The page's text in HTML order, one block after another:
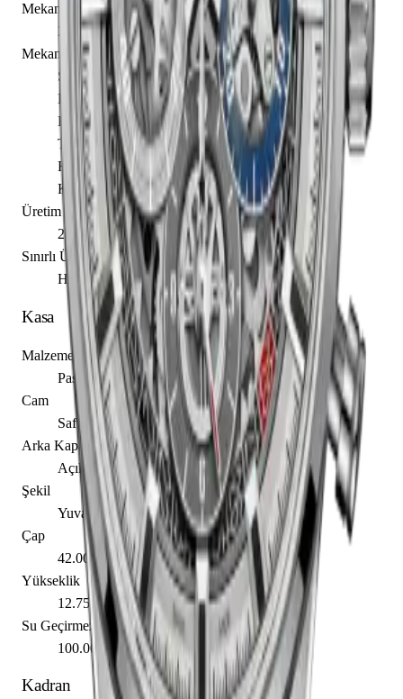
Mekanizma Adı
Zenith caliber El Primero 400
Mekanizma Açıklaması
Saat
Dakika
Küçük Saniye
Tarih
Kronograf
Kolon Çarkı
Üretim Yılı
2017 - 2021
Sınırlı Üretim
Hayır
Kasa
Malzeme
Paslanmaz Çelik
Cam
Safir
Arka Kapak
Açık
Şekil
Yuvarlak
Çap
42.00 mm
Yükseklik
12.75 mm
Su Geçirmezlik
100.00 m
Kadran